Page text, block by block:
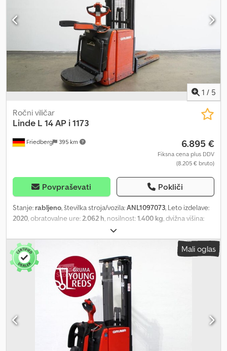
- 1200 - 71 mm - počasna vožnja - LiftSpeedBooster - SoftLanding
- zaščita jambora: polikarbonat - nadzor dostopa: stikalni sistem -
zložljiva platforma AP - posebna izvedba vilic 560 - 1200 - 71 mm -
LSP 0.6 Št.: ANL1055729
1 / 5
Friedberg 395 km
Ročni viličar
Linde L 14 AP i 1173
6.895 €
Fiksna cena plus DDV
(8.205 € bruto)
Povpraševati Pokliči
Stanje: rabljeno, številka stroja/vozila:ANL1097073, Leto izdelave:
2020, obratovalne ure:2.062 h, nosilnost:1.400 kg, dvižna višina:
1.750 mm
tip droga:triplex, kapaciteta baterije:375 Ah, napetost baterije:24
V, širina nosilnega okvirja vilic: 1.150 mm,
lastna masa:
1.538 kg , skupna višina:2.270 mm
2.057 mm
, skupna širina:790 mm, gorivo:
baterije - vozilni priključek REMA 160A - navpična menjava baterije
- začetni dvig - izvedba vilic 560–1150 mm, 560 / 1150 / 71 mm -
vožnja v počasnem tempu - zaščita droga: žičnata mreža - nadzor
dostopa: PIN-koda - omejevalnik obrabe vilic - upravljanje z
vrtljivim gumbom Dedpfszrqcwsx Amiekr - senzor za trčenje DT -
dvojno oporno kolo - LSP 0.6 Ref: ANL1097073
Mali oglas